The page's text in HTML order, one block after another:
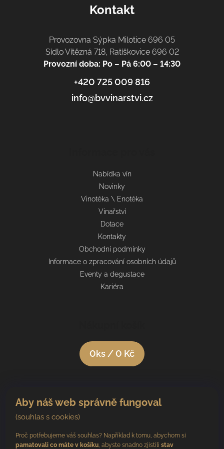
Aby náš web správně fungoval
(souhlas s cookies)
Proč potřebujeme váš souhlas? Například k tomu, abychom si
pamatovali co máte v košíku, abyste snadno zjistilistav
Kontakt
Provozovna Sýpka Milotice 696 05
Sídlo Vítězná 718, Ratíškovice 696 02
Provozní doba: Po – Pá 6:00 – 14:30
+420 725 009 816
info@bvvinarstvi.cz
Nabídka vín
Novinky
Vinotéka \ Enotéka
Vinařství
Dotace
Kontakty
Obchodní podmínky
Informace o zpracování osobních údajů
Eventy a degustace
Kariéra
0ks /0 Kč